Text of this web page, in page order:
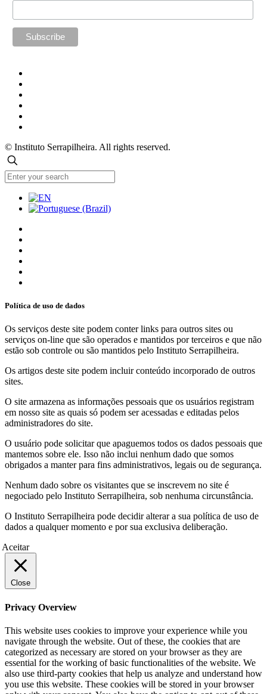
© Instituto Serrapilheira. All rights reserved.
Política de uso de dados
Os serviços deste site podem conter links para outros sites ou
serviços on-line que são operados e mantidos por terceiros e que não
estão sob controle ou são mantidos pelo Instituto Serrapilheira.
Os artigos deste site podem incluir conteúdo incorporado de outros
sites.
O site armazena as informações pessoais que os usuários registram
em nosso site as quais só podem ser acessadas e editadas pelos
administradores do site.
O usuário pode solicitar que apaguemos todos os dados pessoais que
mantemos sobre ele. Isso não inclui nenhum dado que somos
obrigados a manter para fins administrativos, legais ou de segurança.
Nenhum dado sobre os visitantes que se inscrevem no site é
negociado pelo Instituto Serrapilheira, sob nenhuma circunstância.
O Instituto Serrapilheira pode decidir alterar a sua política de uso de
dados a qualquer momento e por sua exclusiva deliberação.
Aceitar
Close
Privacy Overview
This website uses cookies to improve your experience while you
navigate through the website. Out of these, the cookies that are
categorized as necessary are stored on your browser as they are
essential for the working of basic functionalities of the website. We
also use third-party cookies that help us analyze and understand how
you use this website. These cookies will be stored in your browser